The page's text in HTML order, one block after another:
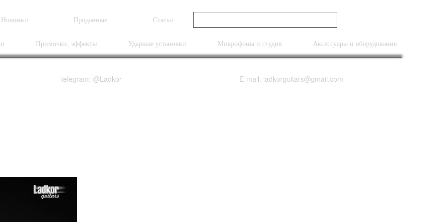
Новинки Проданные Статьи
Примочки, эффекты Ударные установки Микрофоны и студия Аксессуары и оборудование
telegram: @Ladkor E-mail: ladkorguitars@gmail.com